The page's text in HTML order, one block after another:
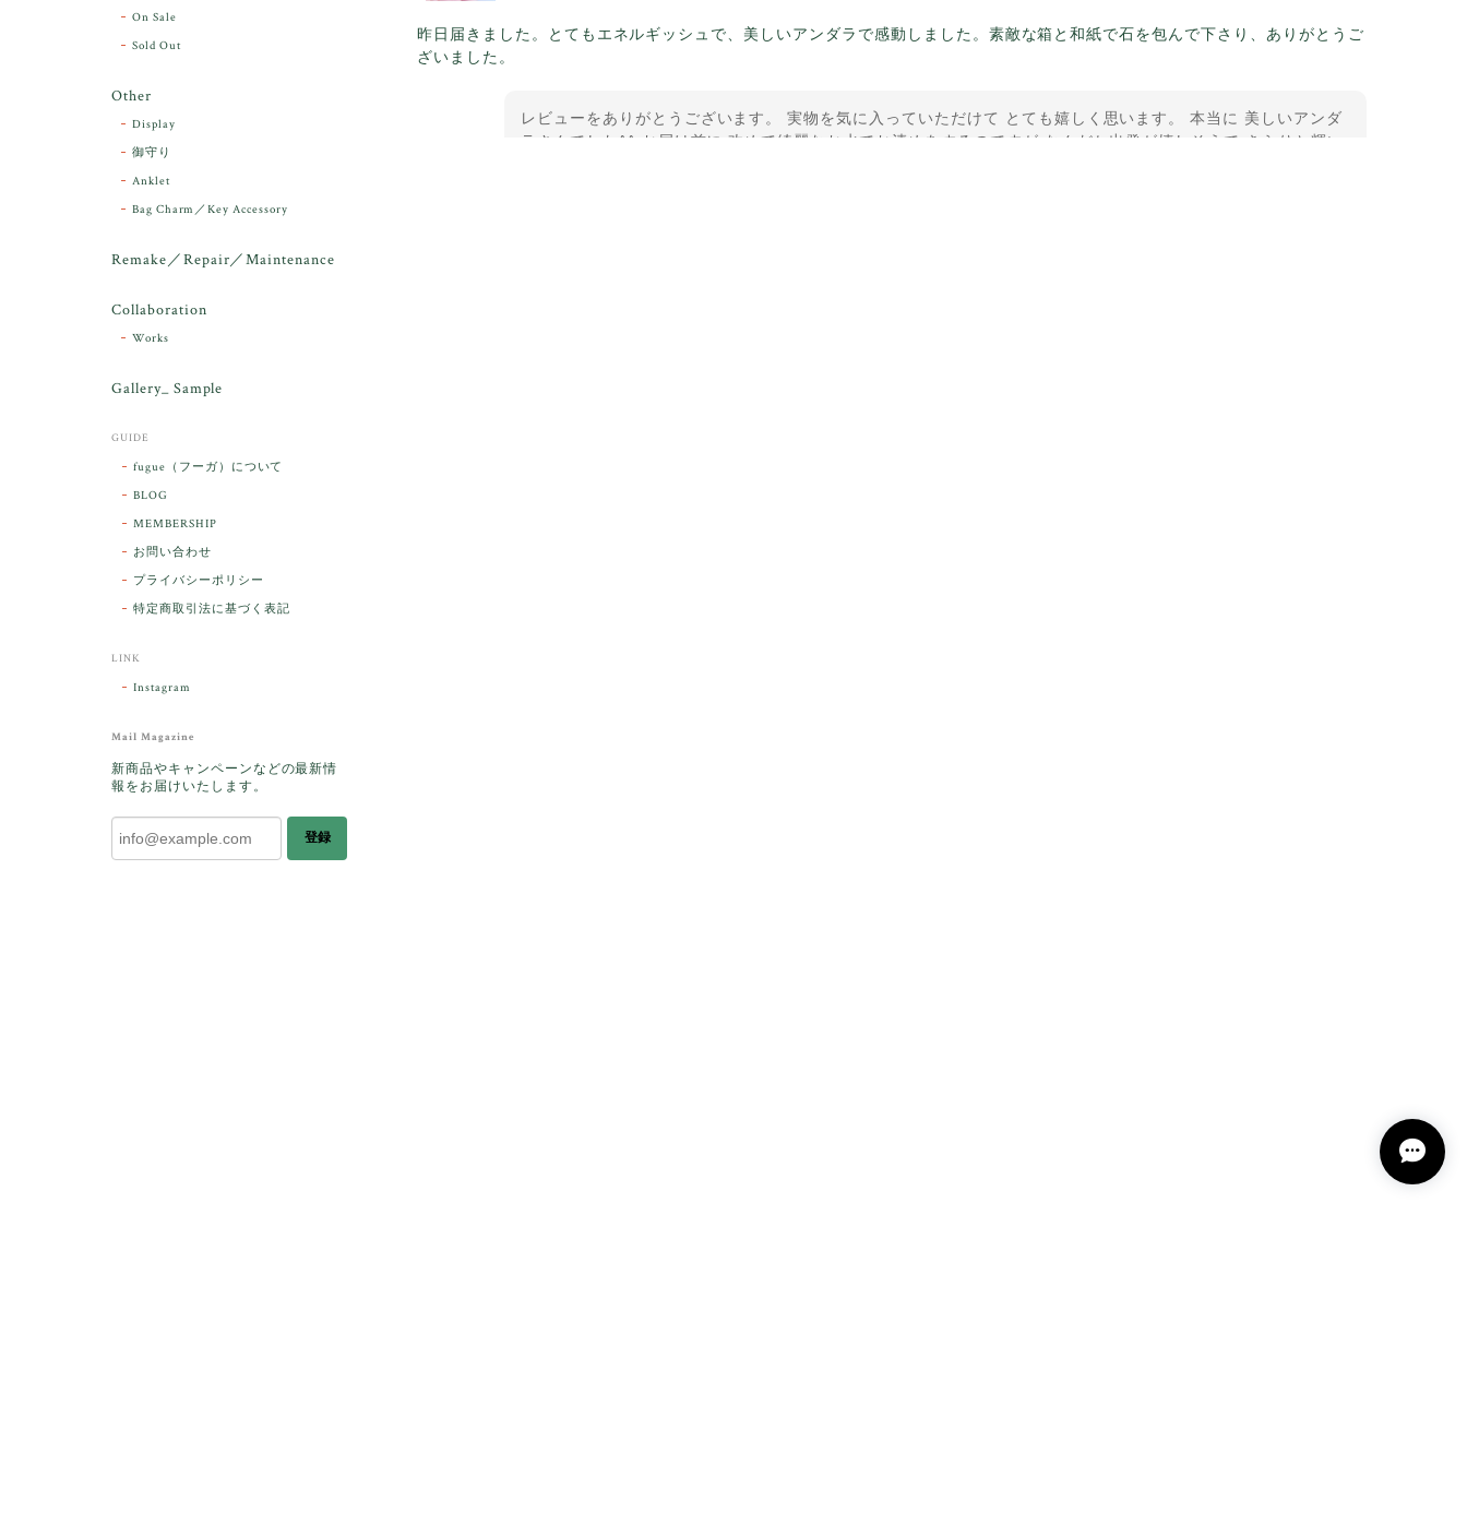
昨日届きました。とてもエネルギッシュで、美しいアンダラで感動しました。素敵な箱と和紙で石を包んで下さり、ありがとうご
ざいました。
レビューをありがとうございます。 実物を気に入っていただけて とても嬉しく思います。 本当に 美しいアンダ
ラさんでした^^ お届け前に 改めて綺麗なお水でお清めをするのですが なんだか出発が嬉しそうで きらりと輝い
On Sale
Sold Out
Other
Display
御守り
Anklet
Bag Charm／Key Accessory
Remake／Repair／Maintenance
Collaboration
Works
Gallery_ Sample
GUIDE
fugue（フーガ）について
BLOG
MEMBERSHIP
お問い合わせ
プライバシーポリシー
特定商取引法に基づく表記
LINK
Instagram
Mail Magazine
新商品やキャンペーンなどの最新情
報をお届けいたします。
登録